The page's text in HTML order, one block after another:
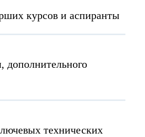
курсов и аспиранты
дополнительного
технических